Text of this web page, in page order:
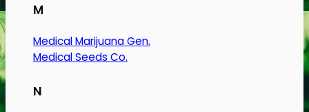
M
Medical Marijuana Gen.
Medical Seeds Co.
N